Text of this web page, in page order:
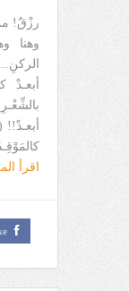
وهنا
اقرأ